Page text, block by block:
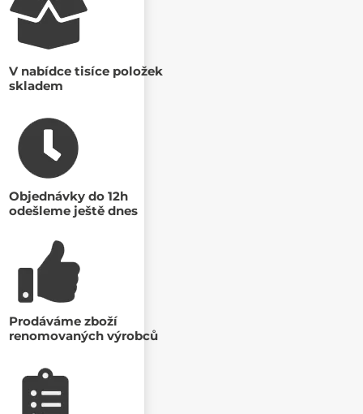
V nabídce tisíce položek
skladem
Objednávky do 12h
odešleme ještě dnes
Prodáváme zboží
renomovaných výrobců